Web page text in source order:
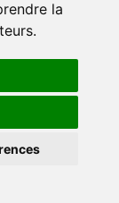
la
sociaux
tendances